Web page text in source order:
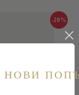
-20%
НОВИ